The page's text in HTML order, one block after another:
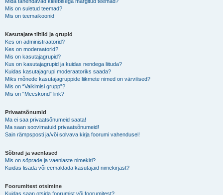
Mis on suletud teemad?
Mis on teemaikoonid
Kasutajate tiitlid ja grupid
Kes on administraatorid?
Kes on moderaatorid?
Mis on kasutajagrupid?
Kus on kasutajagrupid ja kuidas nendega liituda?
Kuidas kasutajagrupi moderaatoriks saada?
Miks mõnede kasutajagruppide liikmete nimed on värvilised?
Mis on “Vaikimisi grupp”?
Mis on “Meeskond” link?
Privaatsõnumid
Ma ei saa privaatsõnumeid saata!
Ma saan soovimatuid privaatsõnumeid!
Sain rämpsposti ja/või solvava kirja foorumi vahendusel!
Sõbrad ja vaenlased
Mis on sõprade ja vaenlaste nimekiri?
Kuidas lisada või eemaldada kasutajaid nimekirjast?
Foorumitest otsimine
Kuidas saan otsida foorumist või foorumitest?